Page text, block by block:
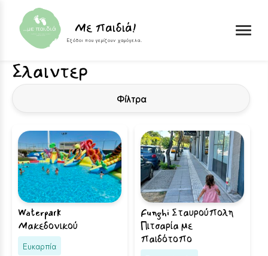
Με παιδιά!
Εξόδοι που γεμίζουν χαμόγελα.
Skip to content
Σλαιντερ
Φίλτρα
Waterpark
Μακεδονικού
Ευκαρπία
Funghi Σταυρούπολη
Πιτσαρία με
παιδότοπο